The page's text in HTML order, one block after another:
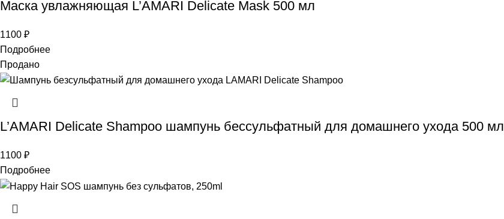
Маска увлажняющая L’AMARI Delicate Mask 500 мл
1100 ₽
Подробнее
Продано
L’AMARI Delicate Shampoo шампунь бессульфатный для домашнего ухода 500 мл
1100 ₽
Подробнее